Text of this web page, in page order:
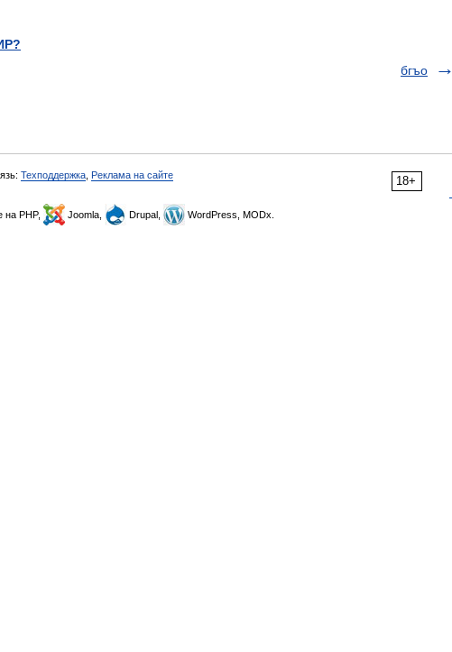
бгъо
18+
Техподдержка Реклама на сайте
на PHP, Joomla, Drupal, WordPress, MODx.